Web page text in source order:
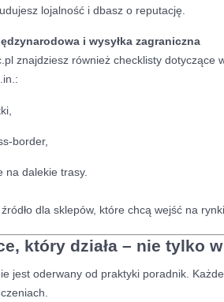
lojalność i dbasz o reputację.
i wysyłka zagraniczna
znajdziesz również checklisty dotyczące
border,
na dalekie trasy.
dla sklepów, które chcą wejść na
który działa – nie tylko
jest oderwany od praktyki poradnik.